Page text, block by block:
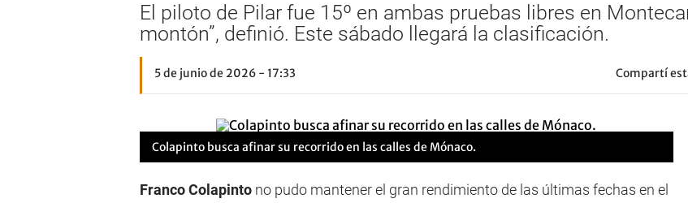
El piloto de Pilar fue 15º en ambas pruebas libres en
montón”, definió. Este sábado llegará la clasificación.
5 de junio de 2026 - 17:33 Compartí
Colapinto busca afinar su recorrido en las calles de Mónaco.
Franco Colapinto no pudo mantener el gran rendimiento de las últimas fechas en el